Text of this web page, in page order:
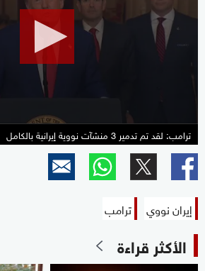
ترامب: لقد تم تدمير 3 منشآت نووية إيرانية بالكامل
إيران نووي ترامب
الأكثر قراءة